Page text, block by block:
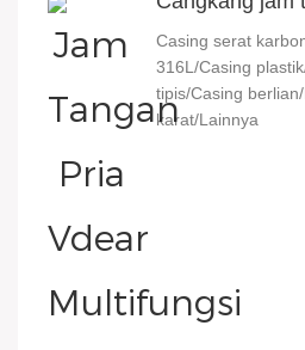
Casing serat
316L/Casing
tipis/Casing
karat/Lainnya